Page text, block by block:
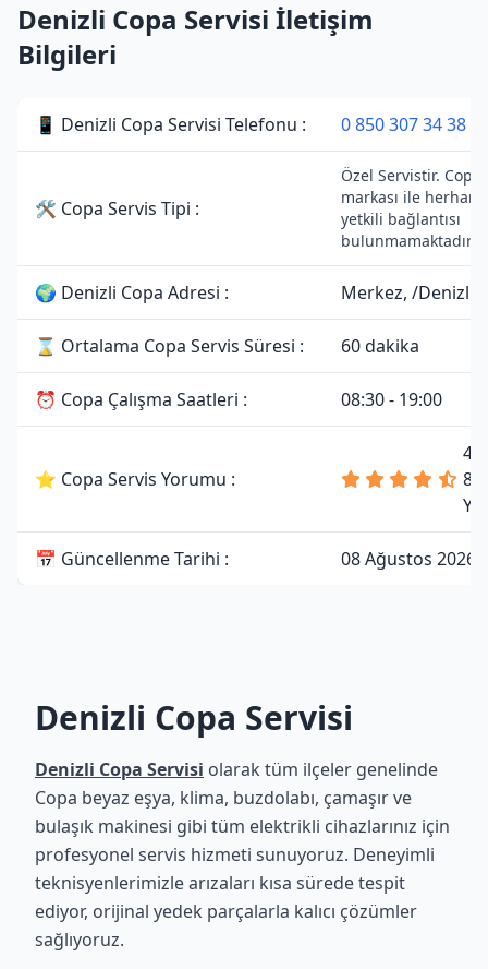
Denizli Copa Servisi İletişim
Bilgileri
📱 Denizli Copa Servisi Telefonu : 0 850 307 34 38
🛠 Copa Servis Tipi :
Özel Servistir. Copa
markası ile
yetkili bağlantısı
bulunmamaktadır.
🌍 Denizli Copa Adresi : Merkez, /Denizli
⌛ Ortalama Copa Servis Süresi : 60 dakika
⏰ Copa Çalışma Saatleri : 08:30 - 19:00
⭐ Copa Servis Yorumu :
81
📅 Güncellenme Tarihi : 08 Ağustos 2026
Denizli Copa Servisi
Denizli Copa Servisi olarak tüm ilçeler genelinde
Copa beyaz eşya, klima, buzdolabı, çamaşır ve
bulaşık makinesi gibi tüm elektrikli cihazlarınız için
profesyonel servis hizmeti sunuyoruz. Deneyimli
teknisyenlerimizle arızaları kısa sürede tespit
ediyor, orijinal yedek parçalarla kalıcı çözümler
sağlıyoruz.